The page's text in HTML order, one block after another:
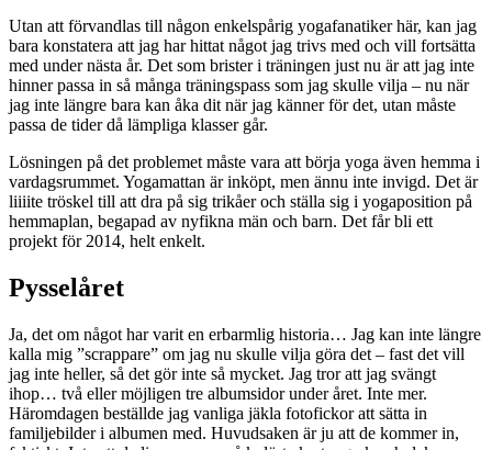
Utan att förvandlas till någon enkelspårig yogafanatiker här, kan jag
bara konstatera att jag har hittat något jag trivs med och vill fortsätta
med under nästa år. Det som brister i träningen just nu är att jag inte
hinner passa in så många träningspass som jag skulle vilja – nu när
jag inte längre bara kan åka dit när jag känner för det, utan måste
passa de tider då lämpliga klasser går.
Lösningen på det problemet måste vara att börja yoga även hemma i
vardagsrummet. Yogamattan är inköpt, men ännu inte invigd. Det är
liiiite tröskel till att dra på sig trikåer och ställa sig i yogaposition på
hemmaplan, begapad av nyfikna män och barn. Det får bli ett
projekt för 2014, helt enkelt.
Pysselåret
Ja, det om något har varit en erbarmlig historia… Jag kan inte längre
kalla mig ”scrappare” om jag nu skulle vilja göra det – fast det vill
jag inte heller, så det gör inte så mycket. Jag tror att jag svängt
ihop… två eller möjligen tre albumsidor under året. Inte mer.
Häromdagen beställde jag vanliga jäkla fotofickor att sätta in
familjebilder i albumen med. Huvudsaken är ju att de kommer in,